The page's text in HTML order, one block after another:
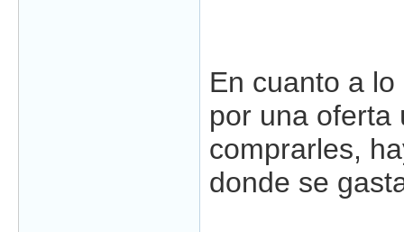
En cuanto a
por una oferta
comprarles,
donde se